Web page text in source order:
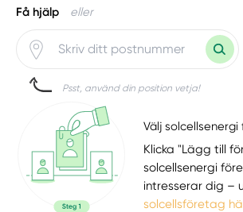
Få hjälp eller
Psst, använd din position vetja!
Välj
Klicka "Lägg till
solcellsenergi
intresserar dig –
solcellsföretag